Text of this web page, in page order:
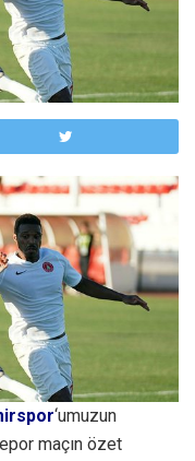
‘umuzun
maçın özet